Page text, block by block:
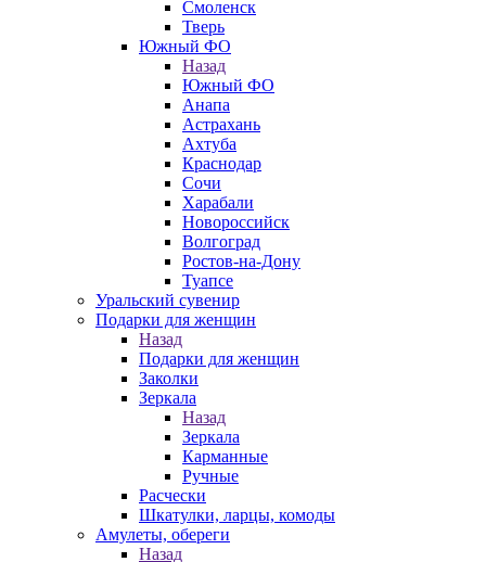
Смоленск
Тверь
Южный ФО
Назад
Южный ФО
Анапа
Астрахань
Ахтуба
Краснодар
Сочи
Харабали
Новороссийск
Волгоград
Ростов-на-Дону
Туапсе
Уральский сувенир
Подарки для женщин
Назад
Подарки для женщин
Заколки
Зеркала
Назад
Зеркала
Карманные
Ручные
Расчески
Шкатулки, ларцы, комоды
Амулеты, обереги
Назад